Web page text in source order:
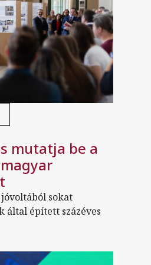
mutatja be a
sokat
által épített százéves